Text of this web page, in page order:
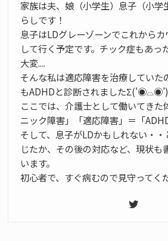
家族は夫、娘（小学生）息子（小学
らしです！
息子はLDグレーゾーンでこれから
して行く予定です。チック症もあっ
大変....
そんな私は適応障害を治療していた
もADHDと診断されましたΣ('◉⌓◉’)
ここでは、介護士として働いてきた
ニック障害」「適応障害」＝「
そして、息子がLDかもしれない・
じたか、その後の対応など、現状も
います。
初心者で、すぐ病むので見守ってく